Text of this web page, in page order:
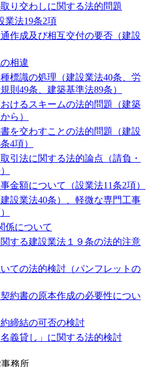
り交わしに関する法的問題
業法19条2項
作成及び相互交付の要否（建設
相違
標識の処理（建設業法40条、労
則49条、建築基準法89条）
けるスキームの法的問題（建築
ら）
を交わすことの法的問題（建設
4項）
引法に関する法的論点（請負・
金額について（設業法11条2項）
設業法40条）、軽微な専門工事
係について
する建設業法１９条の法的注意
ての法的検討（パンフレットの
約書の原本作成の必要性につい
締結の可否の検討
義貸し」に関する法的検討